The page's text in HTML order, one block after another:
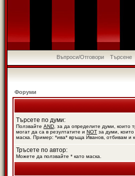
Въпроси/Отговори Търсене
Форуми
Търсете по думи:
Ползвайте AND , за да определите думи, които
могат да са в резултатите и NOT за думи,
маска. Пример: *ива* връща Иванов, отбивам и
Тръсете по автор:
Можете да ползвайте * като маска.